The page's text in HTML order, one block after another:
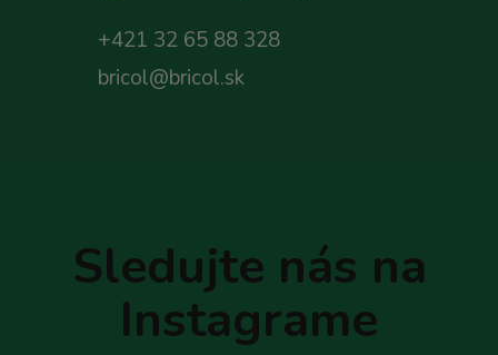
+421 32 65 88 328
bricol@bricol.sk
Sledujte nás na
Instagrame